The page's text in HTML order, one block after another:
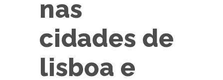
nas
cidades de
lisboa e